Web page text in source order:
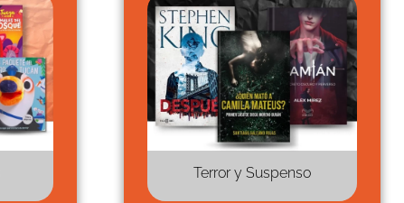
Terror y Suspenso